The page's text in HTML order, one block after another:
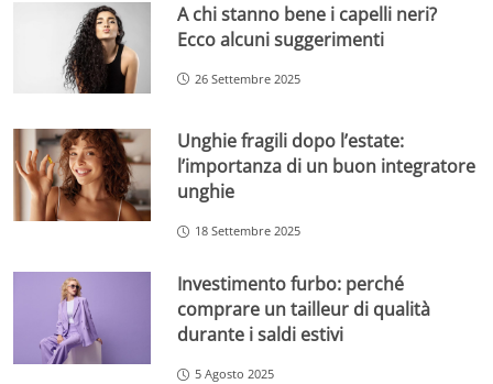
A chi stanno bene i capelli neri?
Ecco alcuni suggerimenti
26 Settembre 2025
Unghie fragili dopo l’estate:
l’importanza di un buon integratore
unghie
18 Settembre 2025
Investimento furbo: perché
comprare un tailleur di qualità
durante i saldi estivi
5 Agosto 2025